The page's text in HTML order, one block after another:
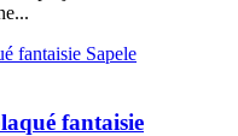
fantaisie